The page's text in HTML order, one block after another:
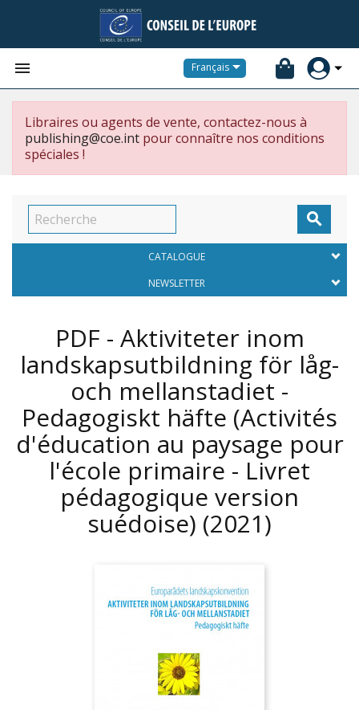
 Français
Libraires ou agents de vente, contactez-nous à
publishing@coe.int pour connaître nos conditions
spéciales !

CATALOGUE
NEWSLETTER
PDF - Aktiviteter inom
landskapsutbildning för låg-
och mellanstadiet -
Pedagogiskt häfte (Activités
d'éducation au paysage pour
l'école primaire - Livret
pédagogique version
suédoise) (2021)